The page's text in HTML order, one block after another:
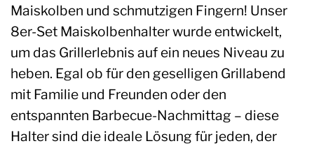
Maiskolben und schmutzigen Fingern! Unser
8er-Set Maiskolbenhalter wurde entwickelt,
um das Grillerlebnis auf ein neues Niveau zu
heben. Egal ob für den geselligen Grillabend
mit Familie und Freunden oder den
entspannten Barbecue-Nachmittag – diese
Halter sind die ideale Lösung für jeden, der